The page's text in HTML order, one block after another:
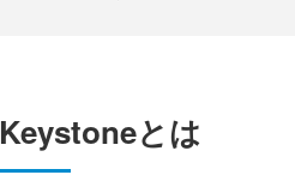
Keystoneとは